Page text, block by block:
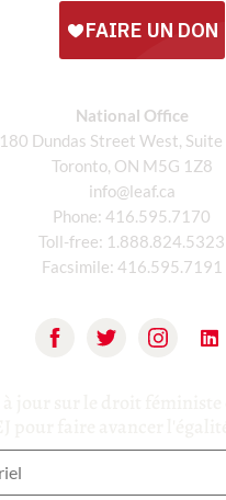
National Office
180 Dundas Street West,
Toronto, ON M5G 1Z8
info@leaf.ca
Phone: 416.595.7170
Toll-free: 1.888.824.5323
Facsimile: 416.595.7191